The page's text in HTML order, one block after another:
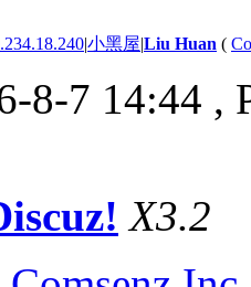
|小黑屋|Liu Huan (
8-7 14:44 ,
X3.2